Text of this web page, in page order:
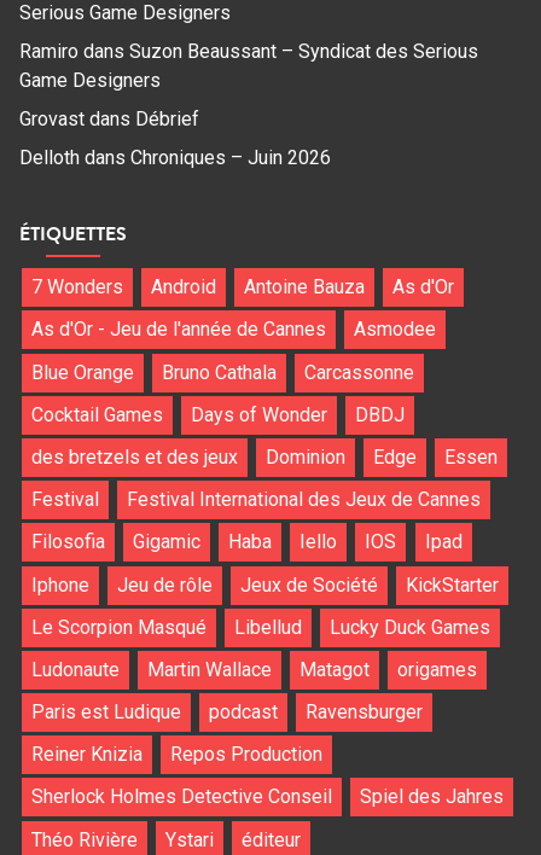
Serious Game Designers
Ramiro dans Suzon Beaussant – Syndicat des Serious
Game Designers
Grovast dans Débrief
Delloth dans Chroniques – Juin 2026
ÉTIQUETTES
7 Wonders Android Antoine Bauza
As d'Or
As d'Or - Jeu de l'année de Cannes
Asmodee
Blue Orange
Bruno Cathala
Carcassonne
Cocktail Games
Days of Wonder
DBDJ
des bretzels et des jeux
Dominion Edge
Essen
Festival
Festival International des Jeux de Cannes
Filosofia
Gigamic Haba Iello IOS
Ipad
Iphone
Jeu de rôle Jeux de Société
KickStarter
Le Scorpion Masqué
Libellud
Lucky Duck Games
Ludonaute
Martin Wallace Matagot
origames
Paris est Ludique
podcast
Ravensburger
Reiner Knizia
Repos Production
Sherlock Holmes Detective Conseil
Spiel des Jahres
Théo Rivière
Ystari éditeur